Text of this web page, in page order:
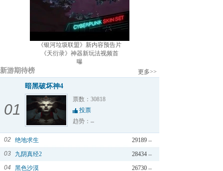
《银河垃圾联盟》新内容预告片
《天衍录》神器新玩法视频首
曝
新游期待榜 更多>>
01
暗黑破坏神4
票数：30818
投票
趋势：
02 29189
绝地求生
03
28434
九阴真经2
04
26730
黑色沙漠